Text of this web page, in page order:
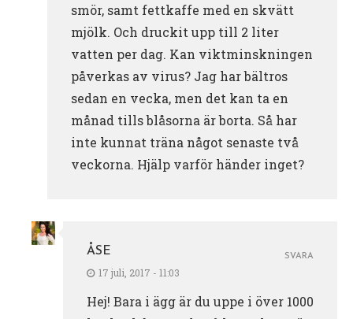
smör, samt fettkaffe med en skvätt
mjölk. Och druckit upp till 2 liter
vatten per dag. Kan viktminskningen
påverkas av virus? Jag har bältros
sedan en vecka, men det kan ta en
månad tills blåsorna är borta. Så har
inte kunnat träna något senaste två
veckorna. Hjälp varför händer inget?
ÅSE
17 juli, 2017 - 11:03
Hej! Bara i ägg är du uppe i över 1000
SVARA